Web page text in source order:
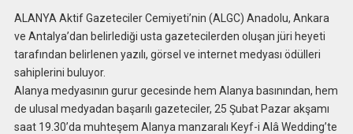
ALANYA Aktif Gazeteciler Cemiyeti’nin (ALGC) Anadolu, Ankara
ve Antalya’dan belirlediği usta gazetecilerden oluşan jüri heyeti
tarafından belirlenen yazılı, görsel ve internet medyası ödülleri
sahiplerini buluyor.
Alanya medyasının gurur gecesinde hem Alanya basınından, hem
de ulusal medyadan başarılı gazeteciler, 25 Şubat Pazar akşamı
saat 19.30’da muhteşem Alanya manzaralı Keyf-i Alâ Wedding’te